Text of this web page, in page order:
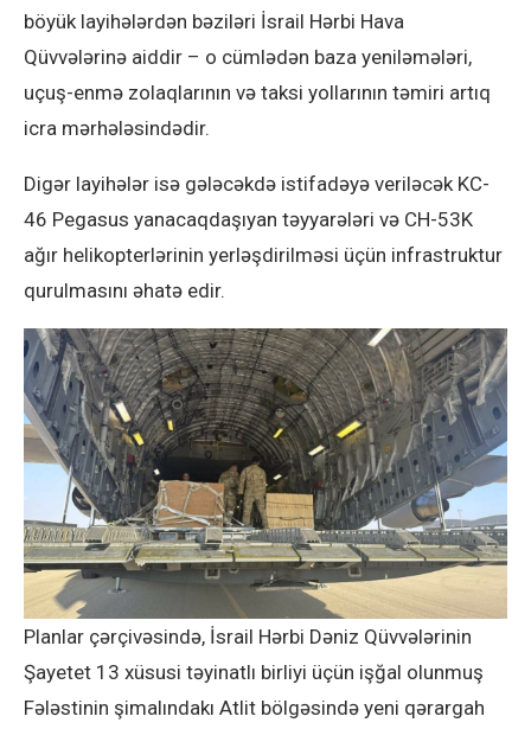
böyük layihələrdən bəziləri İsrail Hərbi Hava
Qüvvələrinə aiddir – o cümlədən baza yeniləmələri,
uçuş-enmə zolaqlarının və taksi yollarının təmiri artıq
icra mərhələsindədir.
Digər layihələr isə gələcəkdə istifadəyə veriləcək KC-
46 Pegasus yanacaqdaşıyan təyyarələri və CH-53K
ağır helikopterlərinin yerləşdirilməsi üçün infrastruktur
qurulmasını əhatə edir.
Planlar çərçivəsində, İsrail Hərbi Dəniz Qüvvələrinin
Şayetet 13 xüsusi təyinatlı birliyi üçün işğal olunmuş
Fələstinin şimalındakı Atlit bölgəsində yeni qərargah